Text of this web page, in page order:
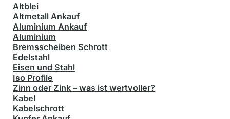
Altblei
Altmetall Ankauf
Aluminium Ankauf
Aluminium
Bremsscheiben Schrott
Edelstahl
Eisen und Stahl
Iso Profile
Zinn oder Zink – was ist wertvoller?
Kabel
Kabelschrott